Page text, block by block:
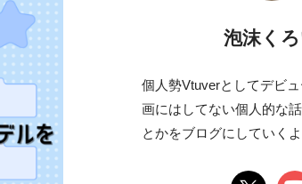
泡沫く
個人勢Vtuverとしてデビ
画にはしてない個人的な
とかをブログにしていく